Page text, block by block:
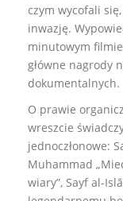
czym wycofali
inwazję.
minutowym filmie
główne nagrody
dokumentalnych.
O prawie
wreszcie
jednoczłonowe:
Muhammad
wiary”, Sayf al-